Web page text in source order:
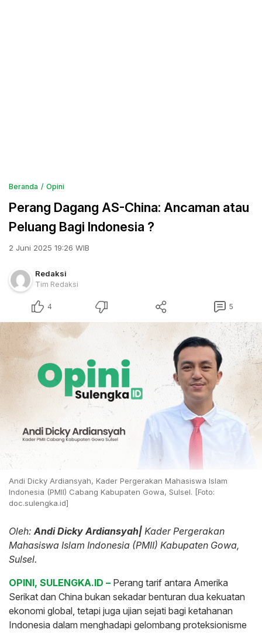
Beranda Opini
Perang Dagang AS-China: Ancaman atau
Peluang Bagi Indonesia ?
2 Juni 2025 19:26 WIB
Redaksi
Tim Redaksi
4 5
Andi Dicky Ardiansyah, Kader Pergerakan Mahasiswa Islam
Indonesia (PMII) Cabang Kabupaten Gowa, Sulsel. [Foto:
doc.sulengka.id]
Oleh: Andi Dicky Ardiansyah| Kader Pergerakan
Mahasiswa Islam Indonesia (PMII) Kabupaten Gowa,
Sulsel.
OPINI, SULENGKA.ID – Perang tarif antara Amerika
Serikat dan China bukan sekadar benturan dua kekuatan
ekonomi global, tetapi juga ujian sejati bagi ketahanan
Indonesia dalam menghadapi gelombang proteksionisme